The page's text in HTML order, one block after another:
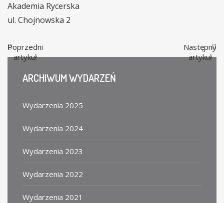
Akademia Rycerska
ul. Chojnowska 2
Poprzedni
artykuł
Następny
artykuł
ARCHIWUMWYDARZEŃ
Wydarzenia 2025
Wydarzenia 2024
Wydarzenia 2023
Wydarzenia 2022
Wydarzenia 2021